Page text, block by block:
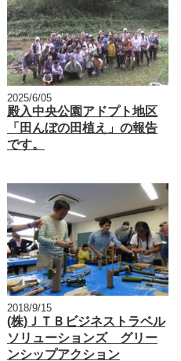
2025/6/05
殿入中央公園アドプト地区
「田んぼの田植え」の報告
です。
2018/9/15
(株)ＪＴＢビジネストラベル
ソリューションズ グリー
ンシップアクション